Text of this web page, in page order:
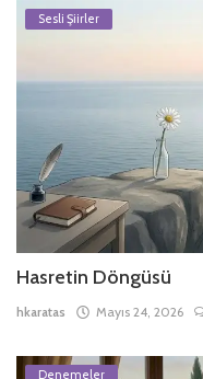
Sesli Şiirler
Hasretin Döngüsü
hkaratas Mayıs 24, 2026
Denemeler